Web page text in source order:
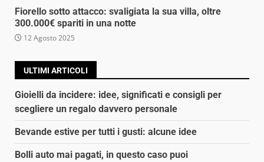
Fiorello sotto attacco: svaligiata la sua villa, oltre
300.000€ spariti in una notte
12 Agosto 2025
ULTIMI ARTICOLI
Gioielli da incidere: idee, significati e consigli per
scegliere un regalo davvero personale
Bevande estive per tutti i gusti: alcune idee
Bolli auto mai pagati, in questo caso puoi